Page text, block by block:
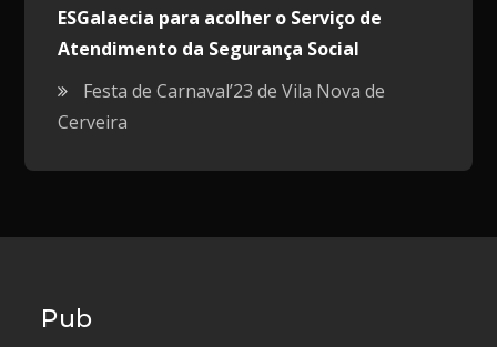
ESGalaecia para acolher o Serviço de
Atendimento da Segurança Social
Festa de Carnaval’23 de Vila Nova de
Cerveira
Pub